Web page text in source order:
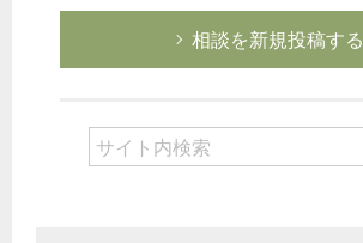
相談を新規投稿する